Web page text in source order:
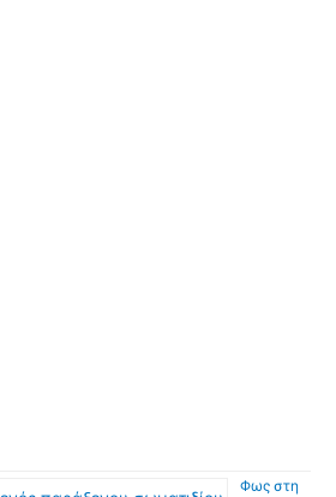
Φως στη